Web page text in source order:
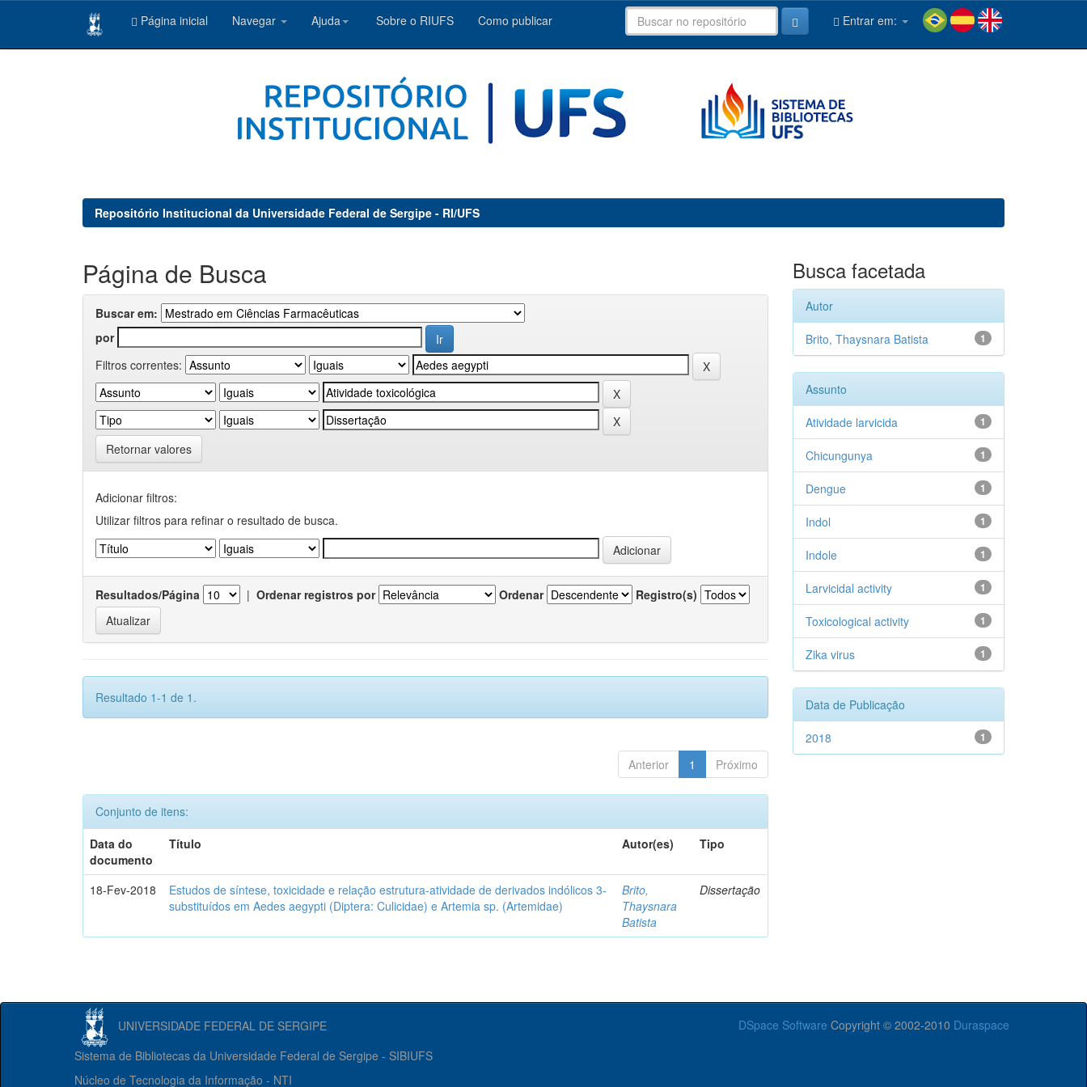
Página inicial Navegar Ajuda Sobre o RIUFS Como publicar Entrar em:
Repositório Institucional da Universidade Federal de Sergipe - RI/UFS
Página de Busca
Buscar em:
por
Filtros correntes:
Retornar valores
Adicionar filtros:
Utilizar filtros para refinar o resultado de busca.
Resultados/Página | Ordenar registros por Ordenar Registro(s)
Resultado 1-1 de 1.
Anterior 1 Próximo
Conjunto de itens:
Data do
documento
Título Autor(es) Tipo
18-Fev-2018
Estudos de síntese, toxicidade e relação estrutura-atividade de derivados indólicos 3-
substituídos em Aedes aegypti (Diptera: Culicidae) e Artemia sp. (Artemidae)
Brito,
Thaysnara
Batista
Dissertação
Busca facetada
Autor
1
Brito, Thaysnara Batista
Assunto
1
Atividade larvicida
1
Chicungunya
1
Dengue
1
Indol
1
Indole
1
Larvicidal activity
1
Toxicological activity
1
Zika virus
Data de Publicação
1
2018
UNIVERSIDADE FEDERAL DE SERGIPE DSpace Software Copyright © 2002-2010 Duraspace
Sistema de Bibliotecas da Universidade Federal de Sergipe - SIBIUFS
Núcleo de Tecnologia da Informação - NTI